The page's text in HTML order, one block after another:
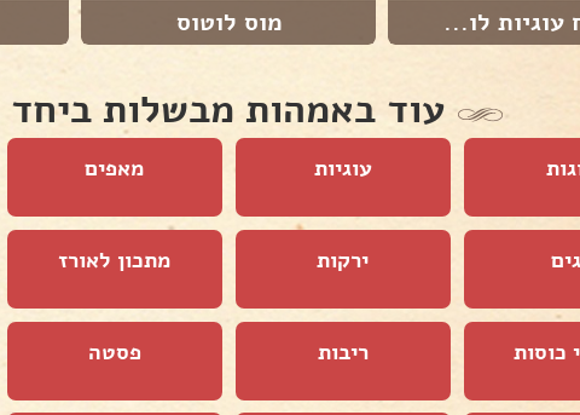
עוגיות לו... מוס לוטוס
עוד באמהות מבשלות ביחד
עוגיות מאפים
ירקות מתכון לאורז
כוסות ריבות פסטה